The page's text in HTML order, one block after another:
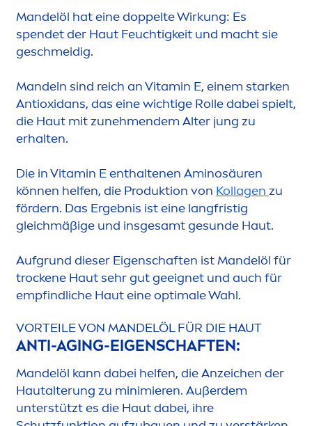
Mandelöl hat eine doppelte Wirkung: Es
spendet der Haut Feuchtigkeit und macht sie
geschmeidig.
Mandeln sind reich anVitamin E, einem starken
Antioxidans, das eine wichtige Rolle dabei spielt,
die Haut mit zunehmendem Alter jung zu
erhalten.
Die inVitamin E enthaltenen Aminosäuren
können helfen, die Produktion von Kollagen zu
fördern. Das Ergebnis ist eine langfristig
gleichmäßige und insgesamt gesunde Haut.
Aufgrund dieser Eigenschaften ist Mandelöl für
trockene Haut sehr gut geeignet und auch für
empfindliche Haut eine optimale Wahl.
VORTEILE VON MANDELÖL FÜR DIE HAUT
ANTI-AGING-EIGENSCHAFTEN:
Mandelöl kann dabei helfen, die Anzeichen der
Hautalterung zu minimieren. Außerdem
unterstützt es die Haut dabei, ihre